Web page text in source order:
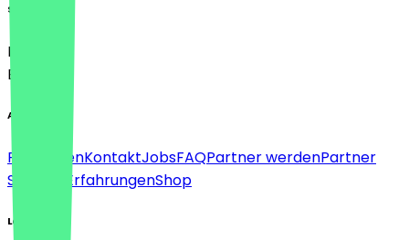
Sprache
Deutsch
English
About
Für FirmenKontaktJobsFAQPartner werdenPartner
Support
ErfahrungenShop
Legal